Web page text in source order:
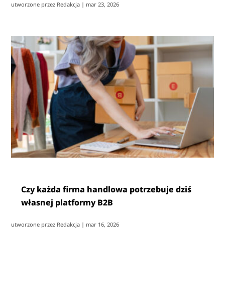
utworzone przez Redakcja | mar 23, 2026
Czy każda firma handlowa potrzebuje dziś
własnej platformy B2B
utworzone przez Redakcja | mar 16, 2026